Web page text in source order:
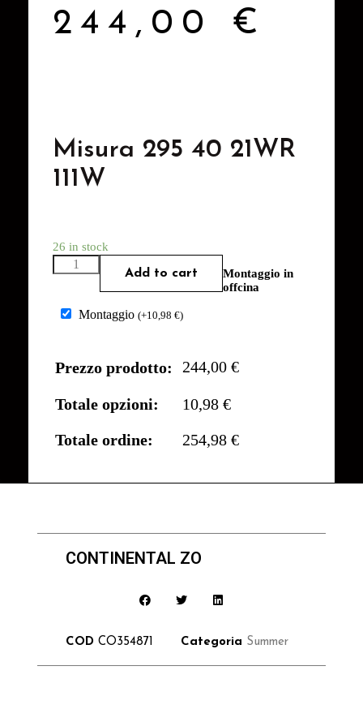
244,00 €
Misura 295 40 21WR
111W
26 in stock
Add to cart
Montaggio in
offcina
Montaggio (+10,98 €)
Prezzo prodotto: 244,00 €
Totale opzioni:
10,98 €
Totale ordine:
254,98 €
CONTINENTAL ZO
COD CO354871 Categoria Summer